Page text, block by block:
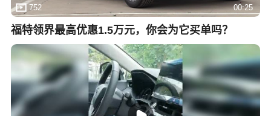
752 00:25
福特领界最高优惠1.5万元，你会为它买单吗？